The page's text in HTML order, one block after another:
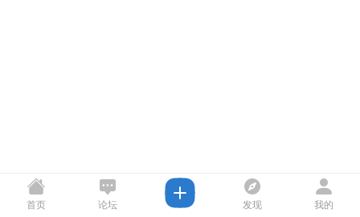
首页 论坛 发现 我的